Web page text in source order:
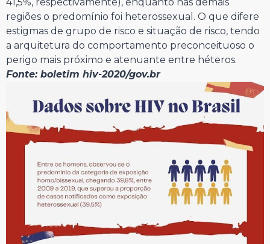
regiões o predomínio foi heterossexual. O que difere
estigmas de grupo de risco e situação de risco, tendo
a arquitetura do comportamento preconceituoso o
perigo mais próximo e atenuante entre héteros.
Fonte: boletim hiv-2020/gov.br